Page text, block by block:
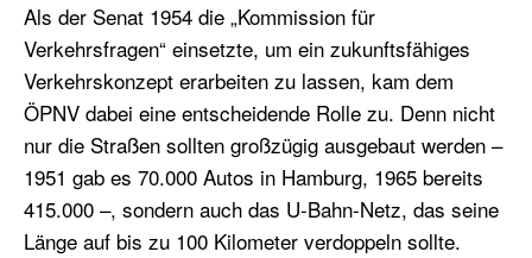
Als der Senat 1954 die „Kommission für
Verkehrsfragen“ einsetzte, um ein zukunftsfähiges
Verkehrskonzept erarbeiten zu lassen, kam dem
ÖPNV dabei eine entscheidende Rolle zu. Denn nicht
nur die Straßen sollten großzügig ausgebaut werden –
1951 gab es 70.000 Autos in Hamburg, 1965 bereits
415.000 –, sondern auch das U-Bahn-Netz, das seine
Länge auf bis zu 100 Kilometer verdoppeln sollte.